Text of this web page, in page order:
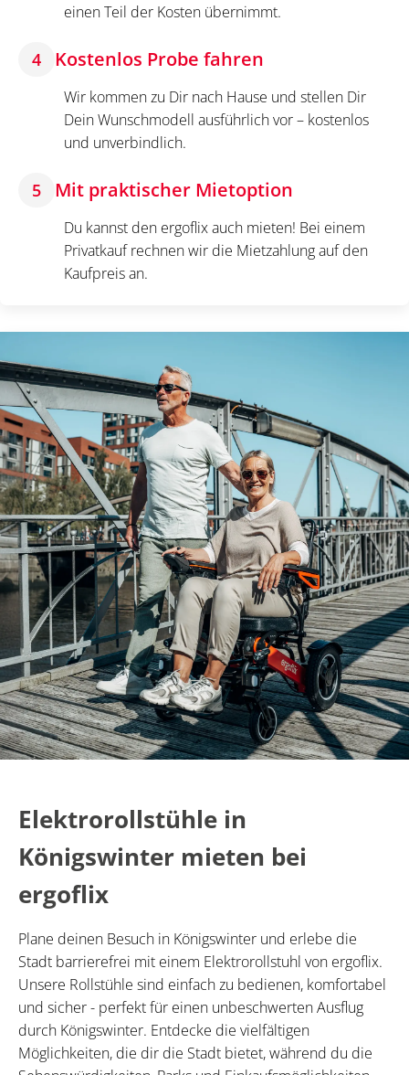
einen Teil der Kosten übernimmt.
4 Kostenlos Probe fahren
Wir kommen zu Dir nach Hause und stellen Dir
Dein Wunschmodell ausführlich vor – kostenlos
und unverbindlich.
5 Mit praktischer Mietoption
Du kannst den ergoflix auch mieten! Bei einem
Privatkauf rechnen wir die Mietzahlung auf den
Kaufpreis an.
Elektrorollstühle in
Königswinter mieten bei
ergoflix
Plane deinen Besuch in Königswinter und erlebe die
Stadt barrierefrei mit einem Elektrorollstuhl von ergoflix.
Unsere Rollstühle sind einfach zu bedienen, komfortabel
und sicher - perfekt für einen unbeschwerten Ausflug
durch Königswinter. Entdecke die vielfältigen
Möglichkeiten, die dir die Stadt bietet, während du die